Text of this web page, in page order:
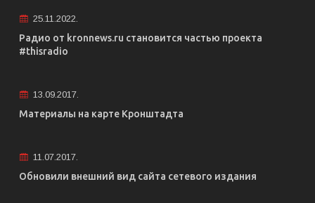
25.11.2022.
Радио от kronnews.ru становится частью проекта
#thisradio
13.09.2017.
Материалы на карте Кронштадта
11.07.2017.
Обновили внешний вид сайта сетевого издания